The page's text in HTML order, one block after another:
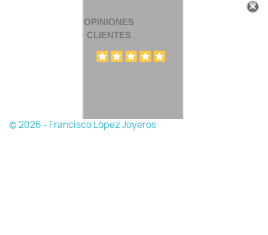
OPINIONES
CLIENTES
© 2026 - Francisco López Joyeros